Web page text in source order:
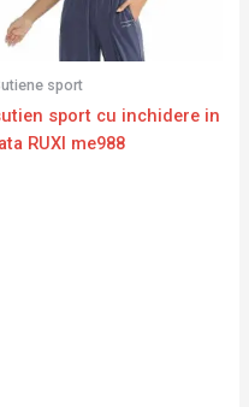
sport
sport cu inchidere in
RUXI me988